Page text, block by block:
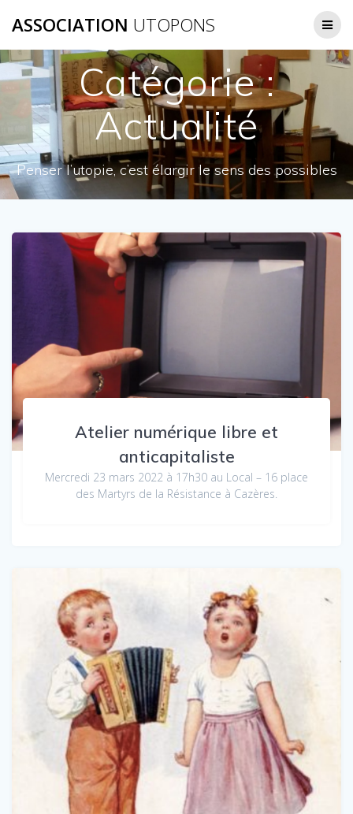
au
ASSOCIATION UTOPONS
Catégorie :
Actualité
Penser l’utopie, c’est élargir le sens des possibles
Atelier numérique libre et
anticapitaliste
Mercredi 23 mars 2022 à 17h30 au Local – 16 place
des Martyrs de la Résistance à Cazères.